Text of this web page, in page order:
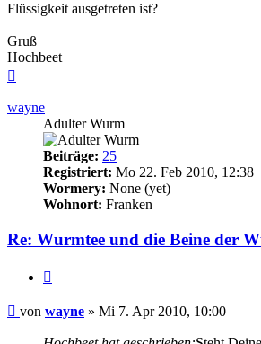
Flüssigkeit ausgetreten ist?
Gruß
Hochbeet
wayne
Adulter Wurm
Beiträge: 25
Registriert: Mo 22. Feb 2010, 12:38
Wormery: None (yet)
Wohnort: Franken
Re: Wurmtee und die Beine der
Beitrag
von wayne » Mi 7. Apr 2010, 10:00